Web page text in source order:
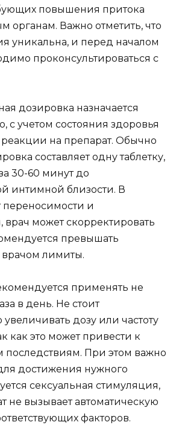
повышения притока
органам. Важно отметить, что
уникальна, и перед началом
проконсультироваться с
дозировка назначается
с учетом состояния здоровья
реакции на препарат. Обычно
составляет одну таблетку,
30-60 минут до
интимной близости. В
переносимости и
врач может скорректировать
превышать
врачом лимиты.
применять не
в день. Не стоит
увеличивать дозу или частоту
как это может привести к
последствиям. При этом важно
достижения нужного
сексуальная стимуляция,
не вызывает автоматическую
факторов.